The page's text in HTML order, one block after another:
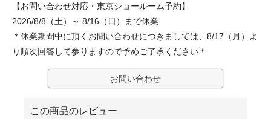
【お問い合わせ対応・東京ショールーム予約】
2026/8/8（土）～ 8/16（日）まで休業
＊休業期間中に頂くお問い合わせにつきましては、8/17（月）よ
り順次回答して参りますので予めご了承ください＊
お問い合わせ